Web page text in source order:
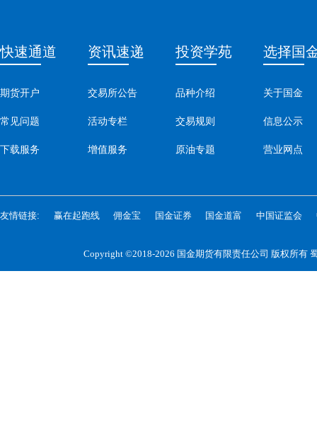
快速通道
期货开户
常见问题
下载服务
资讯速递
交易所公告
活动专栏
增值服务
投资学苑
品种介绍
交易规则
原油专题
选择国
关于国金
信息公示
营业网点
友情链接: 赢在起跑线 佣金宝 国金证券 国金道富 中国证监会
Copyright ©2018-2026 国金期货有限责任公司 版权所有